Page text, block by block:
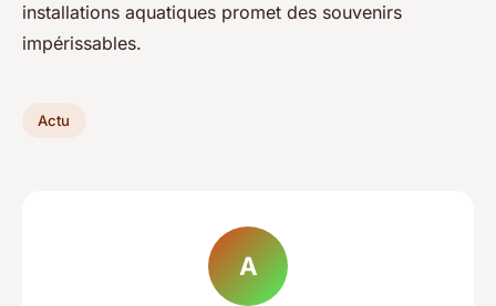
installations aquatiques promet des souvenirs
impérissables.
Actu
A